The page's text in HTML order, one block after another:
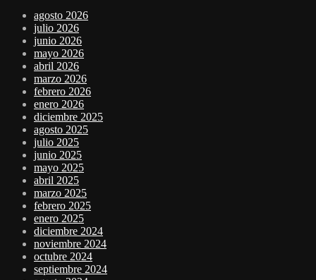
agosto 2026
julio 2026
junio 2026
mayo 2026
abril 2026
marzo 2026
febrero 2026
enero 2026
diciembre 2025
agosto 2025
julio 2025
junio 2025
mayo 2025
abril 2025
marzo 2025
febrero 2025
enero 2025
diciembre 2024
noviembre 2024
octubre 2024
septiembre 2024